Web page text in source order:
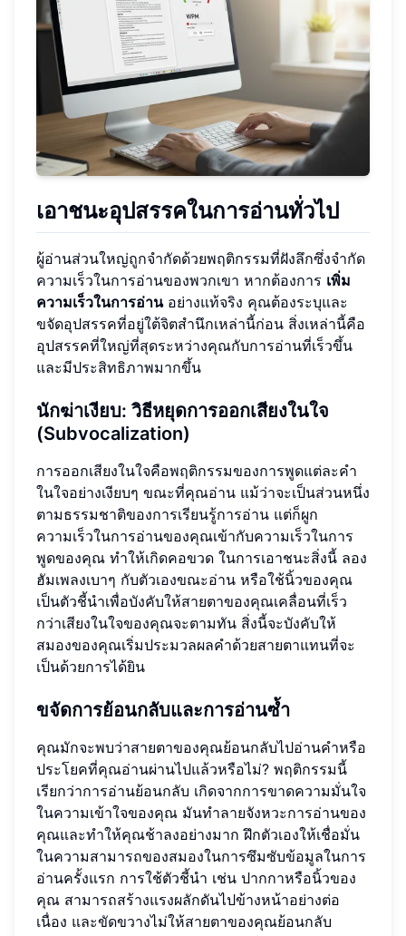
เอาชนะอุปสรรคในการอ่านทั่วไป
ผู้อ่านส่วนใหญ่ถูกจำกัดด้วยพฤติกรรมที่ฝังลึกซึ่งจำกัด
ความเร็วในการอ่านของพวกเขา หากต้องการ เพิ่ม
ความเร็วในการอ่านอย่างแท้จริง คุณต้องระบุและ
ขจัดอุปสรรคที่อยู่ใต้จิตสำนึกเหล่านี้ก่อน สิ่งเหล่านี้คือ
อุปสรรคที่ใหญ่ที่สุดระหว่างคุณกับการอ่านที่เร็วขึ้น
และมีประสิทธิภาพมากขึ้น
นักฆ่าเงียบ: วิธีหยุดการออกเสียงในใจ
(Subvocalization)
การออกเสียงในใจคือพฤติกรรมของการพูดแต่ละคำ
ในใจอย่างเงียบๆ ขณะที่คุณอ่าน แม้ว่าจะเป็นส่วนหนึ่ง
ตามธรรมชาติของการเรียนรู้การอ่าน แต่ก็ผูก
ความเร็วในการอ่านของคุณเข้ากับความเร็วในการ
พูดของคุณ ทำให้เกิดคอขวด ในการเอาชนะสิ่งนี้ ลอง
ฮัมเพลงเบาๆ กับตัวเองขณะอ่าน หรือใช้นิ้วของคุณ
เป็นตัวชี้นำเพื่อบังคับให้สายตาของคุณเคลื่อนที่เร็ว
กว่าเสียงในใจของคุณจะตามทัน สิ่งนี้จะบังคับให้
สมองของคุณเริ่มประมวลผลคำด้วยสายตาแทนที่จะ
เป็นด้วยการได้ยิน
ขจัดการย้อนกลับและการอ่านซ้ำ
คุณมักจะพบว่าสายตาของคุณย้อนกลับไปอ่านคำหรือ
ประโยคที่คุณอ่านผ่านไปแล้วหรือไม่? พฤติกรรมนี้
เรียกว่าการอ่านย้อนกลับ เกิดจากการขาดความมั่นใจ
ในความเข้าใจของคุณ มันทำลายจังหวะการอ่านของ
คุณและทำให้คุณช้าลงอย่างมาก ฝึกตัวเองให้เชื่อมั่น
ในความสามารถของสมองในการซึมซับข้อมูลในการ
อ่านครั้งแรก การใช้ตัวชี้นำ เช่น ปากกาหรือนิ้วของ
คุณ สามารถสร้างแรงผลักดันไปข้างหน้าอย่างต่อ
เนื่อง และขัดขวางไม่ให้สายตาของคุณย้อนกลับ